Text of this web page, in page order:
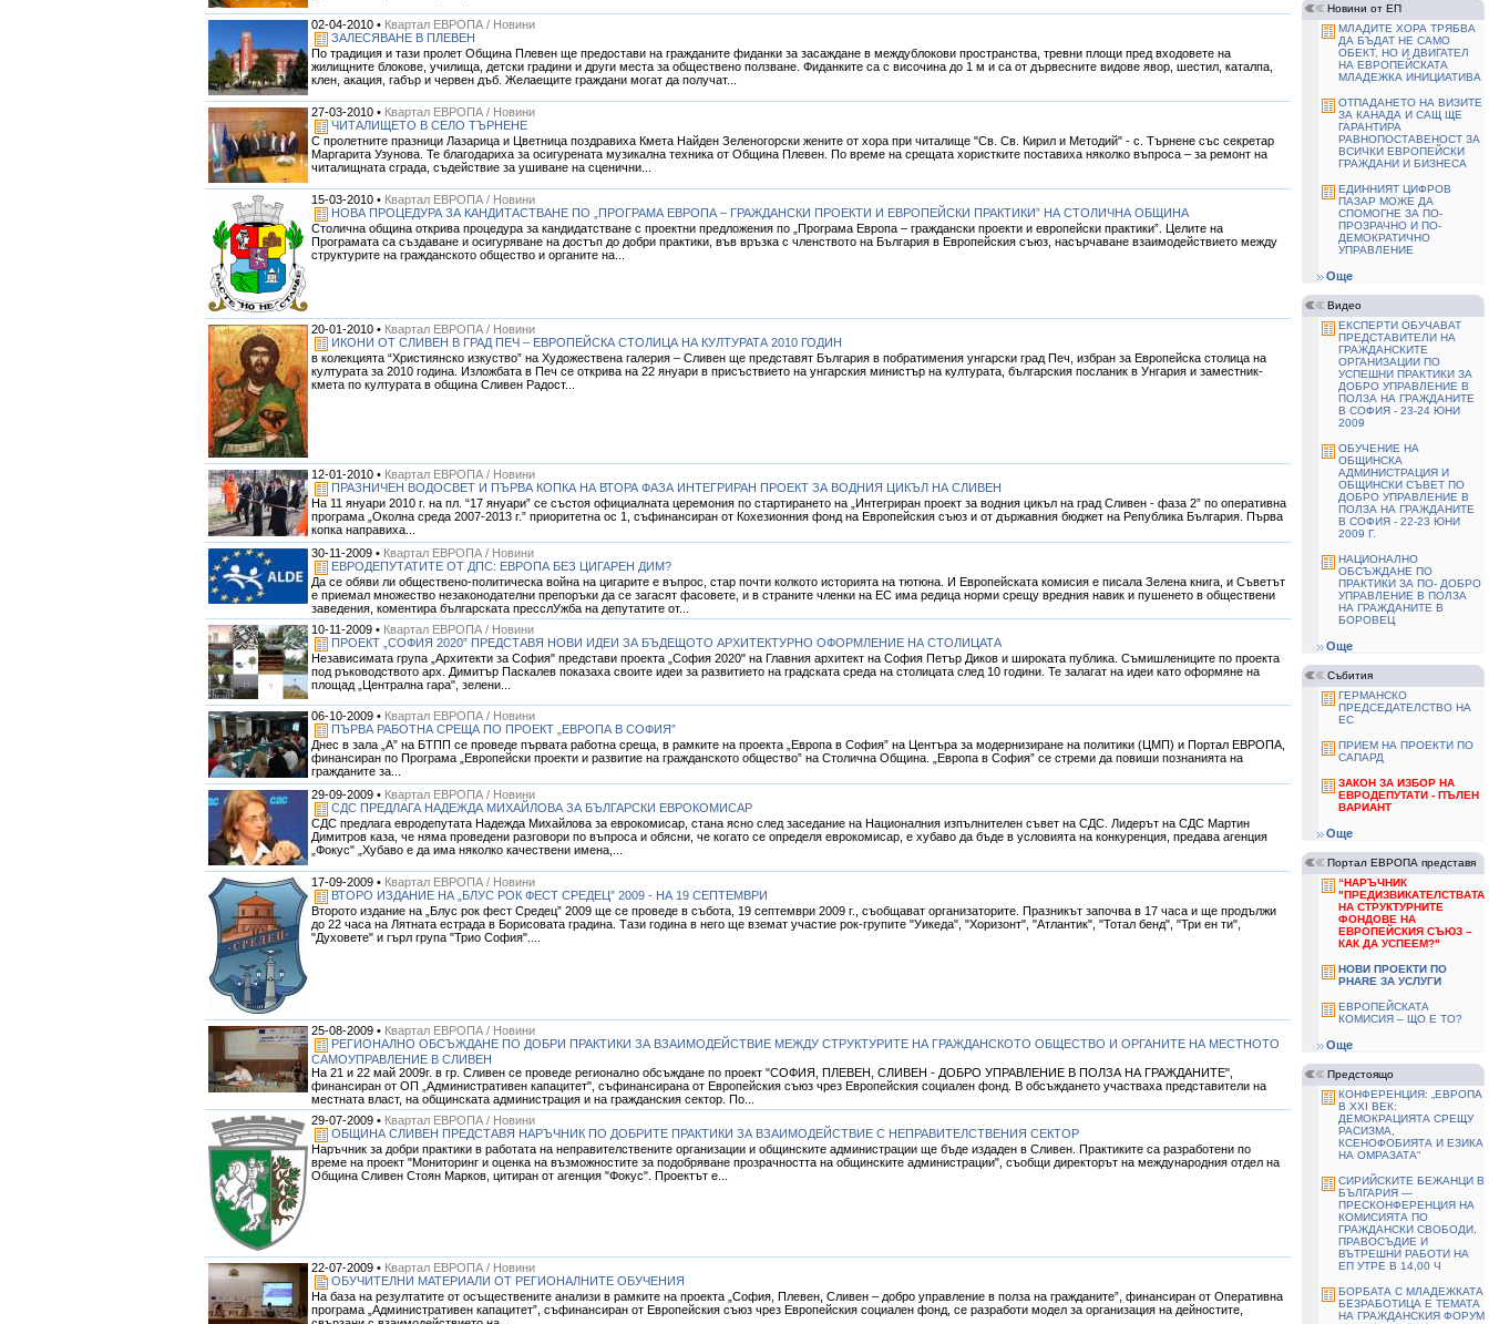
02-04-2010 • Квартал ЕВРОПА / Новини
ЗАЛЕСЯВАНЕ В ПЛЕВЕН
По традиция и тази пролет Община Плевен ще предостави на гражданите фиданки за засаждане в междублокови пространства, тревни площи пред входовете на
жилищните блокове, училища, детски градини и други места за обществено ползване. Фиданките са с височина до 1 м и са от дървесните видове явор, шестил, каталпа,
клен, акация, габър и червен дъб. Желаещите граждани могат да получат...
27-03-2010 • Квартал ЕВРОПА / Новини
ЧИТАЛИЩЕТО В СЕЛО ТЪРНЕНЕ
С пролетните празници Лазарица и Цветница поздравиха Кмета Найден Зеленогорски жените от хора при читалище "Св. Св. Кирил и Методий" - с. Търнене със секретар
Маргарита Узунова. Те благодариха за осигурената музикална техника от Община Плевен. По време на срещата хористките поставиха няколко въпроса – за ремонт на
читалищната сграда, съдействие за ушиване на сценични...
15-03-2010 • Квартал ЕВРОПА / Новини
НОВА ПРОЦЕДУРА ЗА КАНДИТАСТВАНЕ ПО „ПРОГРАМА ЕВРОПА – ГРАЖДАНСКИ ПРОЕКТИ И ЕВРОПЕЙСКИ ПРАКТИКИ” НА СТОЛИЧНА ОБЩИНА
Столична община открива процедура за кандидатстване с проектни предложения по „Програма Европа – граждански проекти и европейски практики”. Целите на
Програмата са създаване и осигуряване на достъп до добри практики, във връзка с членството на България в Европейския съюз, насърчаване взаимодействието между
структурите на гражданското общество и органите на...
20-01-2010 • Квартал ЕВРОПА / Новини
ИКОНИ ОТ СЛИВЕН В ГРАД ПЕЧ – ЕВРОПЕЙСКА СТОЛИЦА НА КУЛТУРАТА 2010 ГОДИН
в колекцията “Християнско изкуство” на Художествена галерия – Сливен ще представят България в побратимения унгарски град Печ, избран за Европейска столица на
културата за 2010 година. Изложбата в Печ се открива на 22 януари в присъствието на унгарския министър на културата, българския посланик в Унгария и заместник-
кмета по културата в община Сливен Радост...
12-01-2010 • Квартал ЕВРОПА / Новини
ПРАЗНИЧЕН ВОДОСВЕТ И ПЪРВА КОПКА НА ВТОРА ФАЗА ИНТЕГРИРАН ПРОЕКТ ЗА ВОДНИЯ ЦИКЪЛ НА СЛИВЕН
На 11 януари 2010 г. на пл. “17 януари” се състоя официалната церемония по стартирането на „Интегриран проект за водния цикъл на град Сливен - фаза 2” по оперативна
програма „Околна среда 2007-2013 г.” приоритетна ос 1, съфинансиран от Кохезионния фонд на Европейския съюз и от държавния бюджет на Република България. Първа
копка направиха...
30-11-2009 • Квартал ЕВРОПА / Новини
ЕВРОДЕПУТАТИТЕ ОТ ДПС: ЕВРОПА БЕЗ ЦИГАРЕН ДИМ?
Да се обяви ли обществено-политическа война на цигарите е въпрос, стар почти колкото историята на тютюна. И Европейската комисия е писала Зелена книга, и Съветът
е приемал множество незаконодателни препоръки да се загасят фасовете, и в страните членки на ЕС има редица норми срещу вредния навик и пушенето в обществени
заведения, коментира българската пресслУжба на депутатите от...
10-11-2009 • Квартал ЕВРОПА / Новини
ПРОЕКТ „СОФИЯ 2020” ПРЕДСТАВЯ НОВИ ИДЕИ ЗА БЪДЕЩОТО АРХИТЕКТУРНО ОФОРМЛЕНИЕ НА СТОЛИЦАТА
Независимата група „Архитекти за София" представи проекта „София 2020" на Главния архитект на София Петър Диков и широката публика. Съмишлениците по проекта
под ръководството арх. Димитър Паскалев показаха своите идеи за развитието на градската среда на столицата след 10 години. Те залагат на идеи като оформяне на
площад „Централна гара", зелени...
06-10-2009 • Квартал ЕВРОПА / Новини
ПЪРВА РАБОТНА СРЕЩА ПО ПРОЕКТ „ЕВРОПА В СОФИЯ”
Днес в зала „А” на БТПП се проведе първата работна среща, в рамките на проекта „Европа в София” на Центъра за модернизиране на политики (ЦМП) и Портал ЕВРОПА,
финансиран по Програма „Европейски проекти и развитие на гражданското общество” на Столична Община. „Европа в София” се стреми да повиши познанията на
гражданите за...
29-09-2009 • Квартал ЕВРОПА / Новини
СДС ПРЕДЛАГА НАДЕЖДА МИХАЙЛОВА ЗА БЪЛГАРСКИ ЕВРОКОМИСАР
СДС предлага евродепутата Надежда Михайлова за еврокомисар, стана ясно след заседание на Националния изпълнителен съвет на СДС. Лидерът на СДС Мартин
Димитров каза, че няма проведени разговори по въпроса и обясни, че когато се определя еврокомисар, е хубаво да бъде в условията на конкуренция, предава агенция
„Фокус" „Хубаво е да има няколко качествени имена,...
17-09-2009 • Квартал ЕВРОПА / Новини
ВТОРО ИЗДАНИЕ НА „БЛУС РОК ФЕСТ СРЕДЕЦ” 2009 - НА 19 СЕПТЕМВРИ
Второто издание на „Блус рок фест Средец” 2009 ще се проведе в събота, 19 септември 2009 г., съобщават организаторите. Празникът започва в 17 часа и ще продължи
до 22 часа на Лятната естрада в Борисовата градина. Тази година в него ще вземат участие рок-групите "Уикеда", "Хоризонт", "Атлантик", "Тотал бенд", "Три ен ти",
"Духовете" и гърл група "Трио София"....
25-08-2009 • Квартал ЕВРОПА / Новини
РЕГИОНАЛНО ОБСЪЖДАНЕ ПО ДОБРИ ПРАКТИКИ ЗА ВЗАИМОДЕЙСТВИЕ МЕЖДУ СТРУКТУРИТЕ НА ГРАЖДАНСКОТО ОБЩЕСТВО И ОРГАНИТЕ НА МЕСТНОТО
САМОУПРАВЛЕНИЕ В СЛИВЕН
На 21 и 22 май 2009г. в гр. Сливен се проведе регионално обсъждане по проект "СОФИЯ, ПЛЕВЕН, СЛИВЕН - ДОБРО УПРАВЛЕНИЕ В ПОЛЗА НА ГРАЖДАНИТЕ",
финансиран от ОП „Административен капацитет", съфинансирана от Европейския съюз чрез Европейския социален фонд. В обсъждането участваха представители на
местната власт, на общинската администрация и на гражданския сектор. По...
29-07-2009 • Квартал ЕВРОПА / Новини
ОБЩИНА СЛИВЕН ПРЕДСТАВЯ НАРЪЧНИК ПО ДОБРИТЕ ПРАКТИКИ ЗА ВЗАИМОДЕЙСТВИЕ С НЕПРАВИТЕЛСТВЕНИЯ СЕКТОР
Наръчник за добри практики в работата на неправителствените организации и общинските администрации ще бъде издаден в Сливен. Практиките са разработени по
време на проект "Мониторинг и оценка на възможностите за подобряване прозрачността на общинските администрации", съобщи директорът на международния отдел на
Община Сливен Стоян Марков, цитиран от агенция "Фокус". Проектът е...
22-07-2009 • Квартал ЕВРОПА / Новини
ОБУЧИТЕЛНИ МАТЕРИАЛИ ОТ РЕГИОНАЛНИТЕ ОБУЧЕНИЯ
На база на резултатите от осъществените анализи в рамките на проекта „София, Плевен, Сливен – добро управление в полза на гражданите”, финансиран от Оперативна
програма „Административен капацитет”, съфинансиран от Европейския съюз чрез Европейския социален фонд, се разработи модел за организация на дейностите,
Новини от ЕП
МЛАДИТЕ ХОРА ТРЯБВА
ДА БЪДАТ НЕ САМО
ОБЕКТ, НО И ДВИГАТЕЛ
НА ЕВРОПЕЙСКАТА
МЛАДЕЖКА ИНИЦИАТИВА
ОТПАДАНЕТО НА ВИЗИТЕ
ЗА КАНАДА И САЩ ЩЕ
ГАРАНТИРА
РАВНОПОСТАВЕНОСТ ЗА
ВСИЧКИ ЕВРОПЕЙСКИ
ГРАЖДАНИ И БИЗНЕСА
ЕДИННИЯТ ЦИФРОВ
ПАЗАР МОЖЕ ДА
СПОМОГНЕ ЗА ПО-
ПРОЗРАЧНО И ПО-
ДЕМОКРАТИЧНО
УПРАВЛЕНИЕ
Още
Видео
ЕКСПЕРТИ ОБУЧАВАТ
ПРЕДСТАВИТЕЛИ НА
ГРАЖДАНСКИТЕ
ОРГАНИЗАЦИИ ПО
УСПЕШНИ ПРАКТИКИ ЗА
ДОБРО УПРАВЛЕНИЕ В
ПОЛЗА НА ГРАЖДАНИТЕ
В СОФИЯ - 23-24 ЮНИ
2009
ОБУЧЕНИЕ НА
ОБЩИНСКА
АДМИНИСТРАЦИЯ И
ОБЩИНСКИ СЪВЕТ ПО
ДОБРО УПРАВЛЕНИЕ В
ПОЛЗА НА ГРАЖДАНИТЕ
В СОФИЯ - 22-23 ЮНИ
2009 Г.
НАЦИОНАЛНО
ОБСЪЖДАНЕ ПО
ПРАКТИКИ ЗА ПО- ДОБРО
УПРАВЛЕНИЕ В ПОЛЗА
НА ГРАЖДАНИТЕ В
БОРОВЕЦ
Още
Събития
ГЕРМАНСКО
ПРЕДСЕДАТЕЛСТВО НА
ЕС
ПРИЕМ НА ПРОЕКТИ ПО
САПАРД
ЗАКОН ЗА ИЗБОР НА
ЕВРОДЕПУТАТИ - ПЪЛЕН
ВАРИАНТ
Още
Портал ЕВРОПА представя
“НАРЪЧНИК
"ПРЕДИЗВИКАТЕЛСТВАТА
НА СТРУКТУРНИТЕ
ФОНДОВЕ НА
ЕВРОПЕЙСКИЯ СЪЮЗ –
КАК ДА УСПЕЕМ?"
НОВИ ПРОЕКТИ ПО
PHARE ЗА УСЛУГИ
ЕВРОПЕЙСКАТА
КОМИСИЯ – ЩО Е ТО?
Още
Предстоящо
КОНФЕРЕНЦИЯ: „ЕВРОПА
В ХХІ ВЕК:
ДЕМОКРАЦИЯТА СРЕЩУ
РАСИЗМА,
КСЕНОФОБИЯТА И ЕЗИКА
НА ОМРАЗАТА“
СИРИЙСКИТЕ БЕЖАНЦИ В
БЪЛГАРИЯ —
ПРЕСКОНФЕРЕНЦИЯ НА
КОМИСИЯТА ПО
ГРАЖДАНСКИ СВОБОДИ,
ПРАВОСЪДИЕ И
ВЪТРЕШНИ РАБОТИ НА
ЕП УТРЕ В 14,00 Ч
БОРБАТА С МЛАДЕЖКАТА
БЕЗРАБОТИЦА Е ТЕМАТА
НА ГРАЖДАНСКИЯ ФОРУМ